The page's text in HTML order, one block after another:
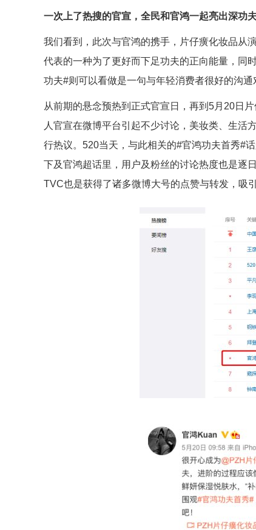
一次上了热搜的官宣，全民和官鸿一起亮出深功
我们看到，此次与官鸿的携手，片仔癀化妆品从
代表的一种为了更好而下足功夫的正向能量，同
功夫#则可以看做是一句与年轻消费者很好的沟
从前期的悬念预热到正式官宣日，再到5月20日
人官宣在微博平台引起不少讨论，美妆类、生活
行热议。520当天，与此相关的#官鸿功夫首秀#
下及官鸿超话里，用户及粉丝的讨论热度也是逐
TVC也是获得了诸多微博大号的点赞与转发，吸